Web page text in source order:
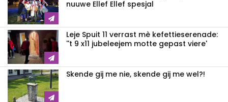
nuuwe Ellef Ellef spesjal
Leje Spuit 11 verrast mè kefettieserenade:
''t 9 x11 jubeleejem motte gepast viere'
Skende gij me nie, skende gij me wel?!